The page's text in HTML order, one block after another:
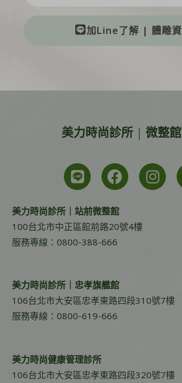
加Line了解 | 體雕
美力時尚診所 | 微整館
美力時尚診所｜站前微整館
100台北市中正區館前路20號4樓
服務專線：0800-388-666
美力時尚診所｜忠孝旗艦館
106台北市大安區忠孝東路四段310號7樓
服務專線：0800-619-666
美力時尚健康管理診所
106台北市大安區忠孝東路四段320號7樓